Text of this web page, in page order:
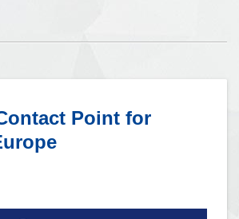
Point for